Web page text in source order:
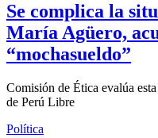
Se complica la
María Agüero,
“mochasueldo”
Comisión de Ética evalúa
de Perú Libre
Política